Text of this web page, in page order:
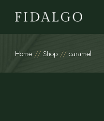
Home Shop caramel